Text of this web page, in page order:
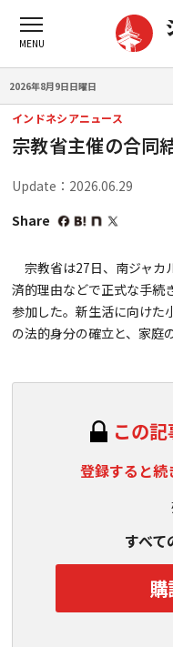
2026年8月9日日曜日
インドネシアニュース
宗教省主催の合同
Update：2026.06.29
Share
宗教省は27日、南ジャカ
済的理由などで正式な手続
参加した。新生活に向けた
の法的身分の確立と、家
この
登録すると続
すべ